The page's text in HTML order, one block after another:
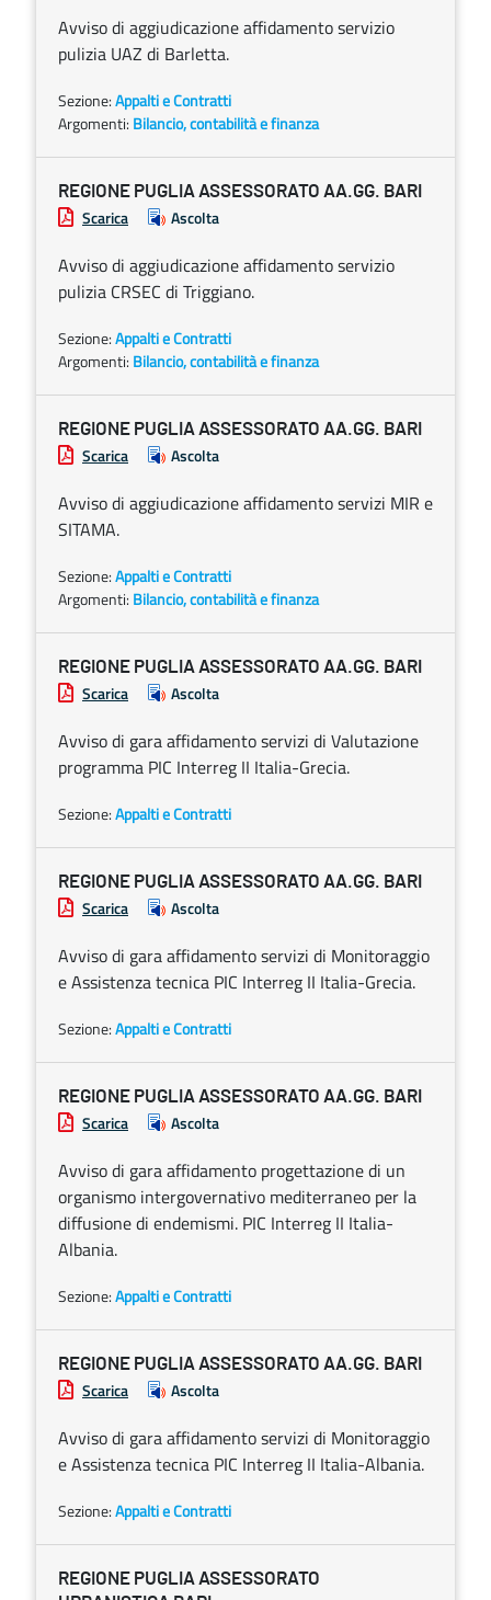
Avviso di aggiudicazione affidamento servizio
pulizia UAZ di Barletta.
Sezione:Appalti e Contratti
Argomenti: Bilancio, contabilità e finanza
REGIONE PUGLIA ASSESSORATO AA.GG. BARI
Scarica Ascolta
Avviso di aggiudicazione affidamento servizio
pulizia CRSEC di Triggiano.
Sezione:Appalti e Contratti
Argomenti: Bilancio, contabilità e finanza
REGIONE PUGLIA ASSESSORATO AA.GG. BARI
Scarica Ascolta
Avviso di aggiudicazione affidamento servizi MIR e
SITAMA.
Sezione:Appalti e Contratti
Argomenti: Bilancio, contabilità e finanza
REGIONE PUGLIA ASSESSORATO AA.GG. BARI
Scarica Ascolta
Avviso di gara affidamento servizi di Valutazione
programma PIC Interreg II Italia-Grecia.
Sezione:Appalti e Contratti
REGIONE PUGLIA ASSESSORATO AA.GG. BARI
Scarica Ascolta
Avviso di gara affidamento servizi di Monitoraggio
e Assistenza tecnica PIC Interreg II Italia-Grecia.
Sezione:Appalti e Contratti
REGIONE PUGLIA ASSESSORATO AA.GG. BARI
Scarica Ascolta
Avviso di gara affidamento progettazione di un
organismo intergovernativo mediterraneo per la
diffusione di endemismi. PIC Interreg II Italia-
Albania.
Sezione:Appalti e Contratti
REGIONE PUGLIA ASSESSORATO AA.GG. BARI
Scarica Ascolta
Avviso di gara affidamento servizi di Monitoraggio
e Assistenza tecnica PIC Interreg II Italia-Albania.
Sezione:Appalti e Contratti
REGIONE PUGLIA ASSESSORATO